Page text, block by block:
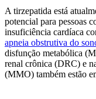
A tirzepatida está
potencial para pessoas
insuficiência cardíaca
apneia obstrutiva do
disfunção metabólica
renal crônica (DRC) e
(MMO) também estão